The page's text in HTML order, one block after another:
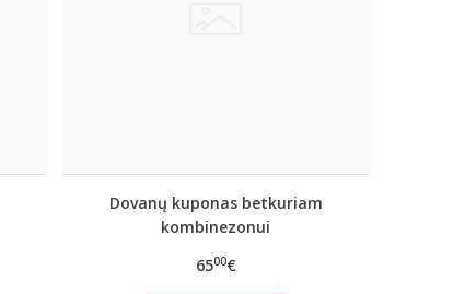
Dovanų kuponas betkuriam
kombinezonui
6500€